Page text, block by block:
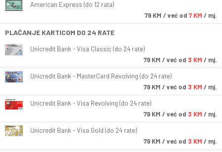
American Express (do 12 rata)
79 KM / već od 7 KM / mj.
PLAĆANJE KARTICOM DO 24 RATE
Unicredit Bank - Visa Classic (do 24 rate)
79 KM / već od 3 KM / mj.
Unicredit Bank - MasterCard Revolving (do 24 rate)
79 KM / već od 3 KM / mj.
Unicredit Bank - Visa Revolving (do 24 rate)
79 KM / već od 3 KM / mj.
Unicredit Bank - Visa Gold (do 24 rate)
79 KM / već od 3 KM / mj.